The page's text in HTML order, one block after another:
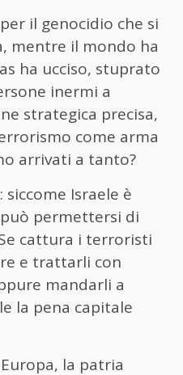
il genocidio che si
mentre il mondo ha
ha ucciso, stuprato
inermi a
strategica precisa,
come arma
arrivati a tanto?
siccome Israele è
permettersi di
cattura i terroristi
e trattarli con
mandarli a
la pena capitale
la patria